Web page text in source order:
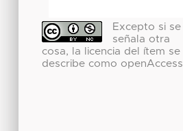
Excepto si se
señala otra
cosa, la licencia del ítem se
describe como openAccess